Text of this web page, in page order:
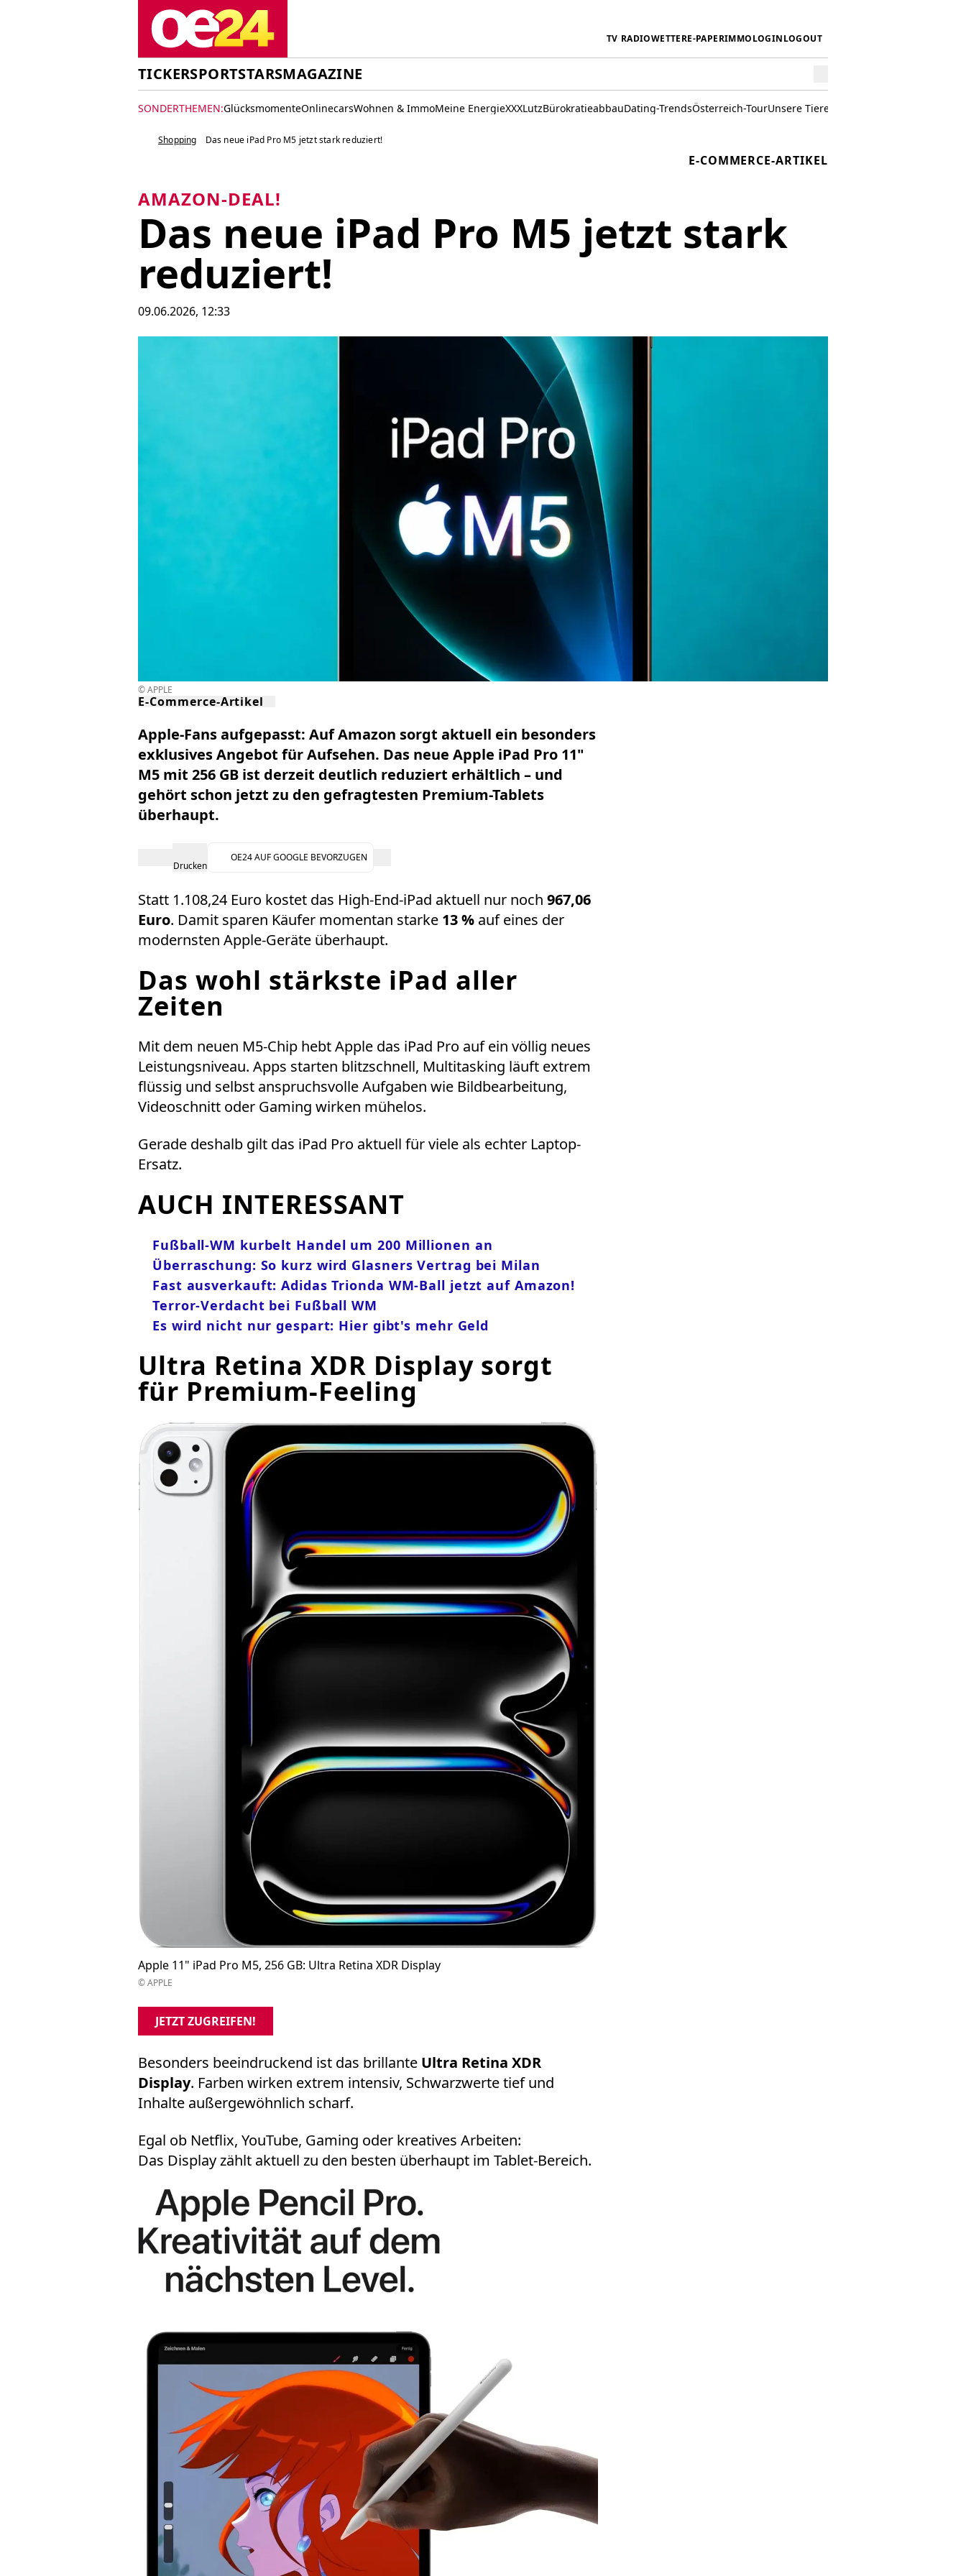
TV RADIOWETTERE-PAPERIMMOLOGINLOGOUT
TICKERSPORTSTARSMAGAZINE
SONDERTHEMEN:GlücksmomenteOnlinecarsWohnen & ImmoMeine EnergieXXXLutzBürokratieabbauDating-TrendsÖsterreich-TourUnsere Tiere
Shopping Das neue iPad Pro M5 jetzt stark reduziert!
E-COMMERCE-ARTIKEL
AMAZON-DEAL!
Das neue iPad Pro M5 jetzt stark
reduziert!
09.06.2026, 12:33
© APPLE
E-Commerce-Artikel
Apple-Fans aufgepasst: Auf Amazon sorgt aktuell ein besonders
exklusives Angebot für Aufsehen. Das neue Apple iPad Pro 11"
M5 mit 256 GB ist derzeit deutlich reduziert erhältlich – und
gehört schon jetzt zu den gefragtesten Premium-Tablets
überhaupt.
Drucken
OE24 AUF GOOGLE BEVORZUGEN
Statt 1.108,24 Euro kostet das High-End-iPad aktuell nur noch 967,06
Euro. Damit sparen Käufer momentan starke 13 % auf eines der
modernsten Apple-Geräte überhaupt.
Das wohl stärkste iPad aller
Zeiten
Mit dem neuen M5-Chip hebt Apple das iPad Pro auf ein völlig neues
Leistungsniveau. Apps starten blitzschnell, Multitasking läuft extrem
flüssig und selbst anspruchsvolle Aufgaben wie Bildbearbeitung,
Videoschnitt oder Gaming wirken mühelos.
Gerade deshalb gilt das iPad Pro aktuell für viele als echter Laptop-
Ersatz.
AUCH INTERESSANT
Fußball-WM kurbelt Handel um 200 Millionen an
Überraschung: So kurz wird Glasners Vertrag bei Milan
Fast ausverkauft: Adidas Trionda WM-Ball jetzt auf Amazon!
Terror-Verdacht bei Fußball WM
Es wird nicht nur gespart: Hier gibt's mehr Geld
Ultra Retina XDR Display sorgt
für Premium-Feeling
Apple 11" iPad Pro M5, 256 GB: Ultra Retina XDR Display
© APPLE
JETZT ZUGREIFEN!
Besonders beeindruckend ist das brillante Ultra Retina XDR
Display. Farben wirken extrem intensiv, Schwarzwerte tief und
Inhalte außergewöhnlich scharf.
Egal ob Netflix, YouTube, Gaming oder kreatives Arbeiten:
Das Display zählt aktuell zu den besten überhaupt im Tablet-Bereich.